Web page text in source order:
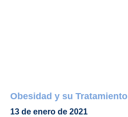
Obesidad y su Tratamiento
13 de enero de 2021